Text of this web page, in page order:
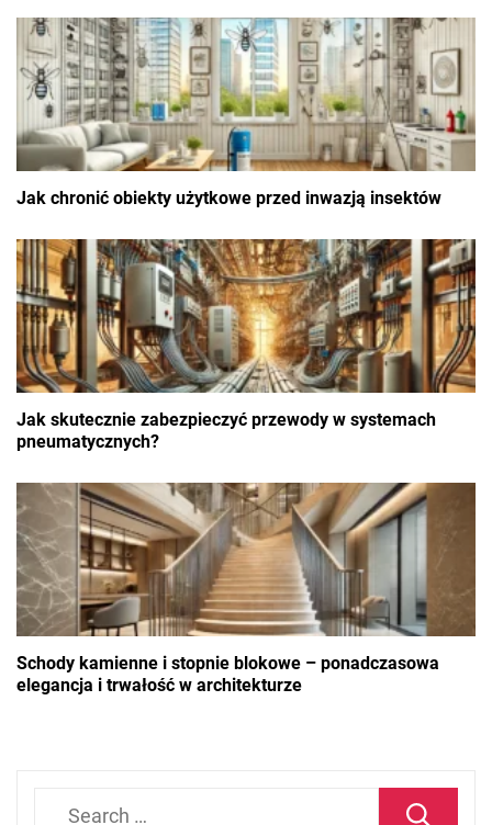
Jak chronić obiekty użytkowe przed inwazją insektów
Jak skutecznie zabezpieczyć przewody w systemach
pneumatycznych?
Schody kamienne i stopnie blokowe – ponadczasowa
elegancja i trwałość w architekturze